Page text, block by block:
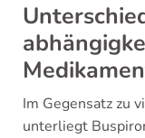
Im Gegensatz zu
unterliegt